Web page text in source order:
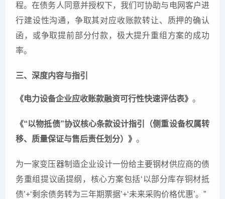
程。在债务人同意并授权下，我们可协助与电网客户进
行建设性沟通，争取其对应收账款转让、质押的确认
函，或争取提前部分付款，极大提升重组方案的成功
率。
三、深度内容与指引
《电力设备企业应收账款融资可行性快速评估表》。
《“以物抵债”协议核心条款设计指引（侧重设备权属转
移、质量保证与售后责任划分）》。
为一家变压器制造企业设计一份给主要钢材供应商的债
务重组提议函提纲，核心方案包括‘以部分库存铜材抵
债’+‘剩余债务转为三年期票据’+‘未来采购价格优惠’。”